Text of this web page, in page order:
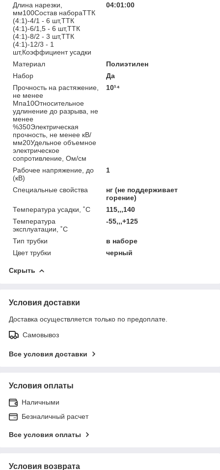
Длина нарезки,
мм100Состав набораТТК
(4:1)-4/1 - 6 шт,ТТК
(4:1)-6/1,5 - 6 шт,ТТК
(4:1)-8/2 - 3 шт,ТТК
(4:1)-12/3 - 1
шт,Коэффициент усадки
04:01:00
Материал
Полиэтилен
Набор
Да
Прочность на растяжение,
не менее
Мпа10Относительное
удлинение до разрыва, не
менее
%350Электрическая
прочность, не менее кВ/
мм20Удельное объемное
электрическое
сопротивление, Ом/см
10¹⁴
Рабочее напряжение, до
(кВ)
1
Специальные свойства
нг (не поддерживает
горение)
Температура усадки, ˚С
115,,,140
Температура
эксплуатации, ˚С
-55,,,+125
Тип трубки
в наборе
Цвет трубки
черный
Скрыть
Условия доставки
Доставка осуществляется только по предоплате.
Самовывоз
Все условия доставки
Условия оплаты
Наличными
Безналичный расчет
Все условия оплаты
Условия возврата